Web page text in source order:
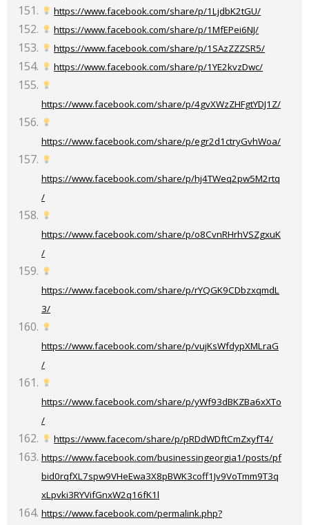
https://www.facebook.com/share/p/1LjdbK2tGU/
https://www.facebook.com/share/p/1MfEPei6NJ/
https://www.facebook.com/share/p/1SAzZZZSR5/
https://www.facebook.com/share/p/1YE2kvzDwc/
https://www.facebook.com/share/p/4gvXWzZHFgtYDJ1Z/
https://www.facebook.com/share/p/egr2d1ctryGvhWoa/
https://www.facebook.com/share/p/hj4TWeq2pw5M2rtq
/
https://www.facebook.com/share/p/o8CvnRHrhVSZgxuK
/
https://www.facebook.com/share/p/rYQGK9CDbzxqmdL
3/
https://www.facebook.com/share/p/vujKsWfdypXMLraG
/
https://www.facebook.com/share/p/yWf93dBKZBa6xXTo
/
https://www.facecom/share/p/pRDdWDftCmZxyfT4/
https://www.facebook.com/businessingeorgia1/posts/pf
bid0rqfXL7spw9VHeEwa3X8pBWK3coff1Jv9VoTmm9T3q
xLpvki3RYVifGnxW2q16fK1l
https://www.facebook.com/permalink.php?